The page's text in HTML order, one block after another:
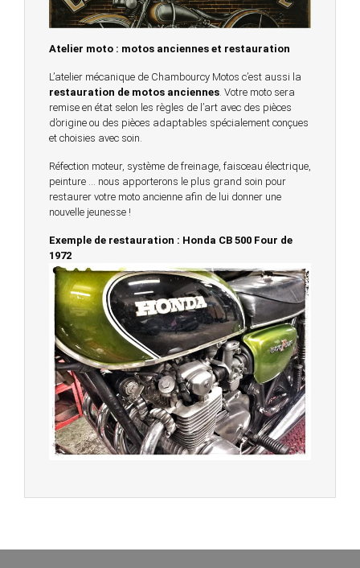
Atelier moto : motos anciennes et restauration
L’atelier mécanique de Chambourcy Motos c’est aussi la
restauration de motos anciennes. Votre moto sera
remise en état selon les règles de l’art avec des pièces
d’origine ou des pièces adaptables spécialement conçues
et choisies avec soin.
Réfection moteur, système de freinage, faisceau électrique,
peinture … nous apporterons le plus grand soin pour
restaurer votre moto ancienne afin de lui donner une
nouvelle jeunesse !
Exemple de restauration : Honda CB 500 Four de
1972